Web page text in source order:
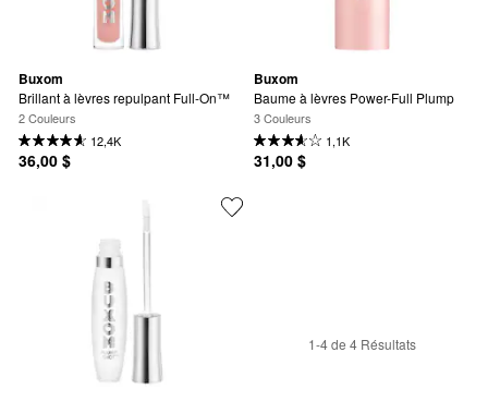
Buxom
Brillant à lèvres repulpant Full-On™
2 Couleurs
12,4K
36,00 $
Buxom
Baume à lèvres Power-Full Plump
3 Couleurs
1,1K
31,00 $
1-4 de 4 Résultats